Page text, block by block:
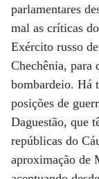
parlamentares
mal as críticas
Exército russo
Chechênia, para
bombardeio. Há
posições de
Daguestão, que
repúblicas do
aproximação de